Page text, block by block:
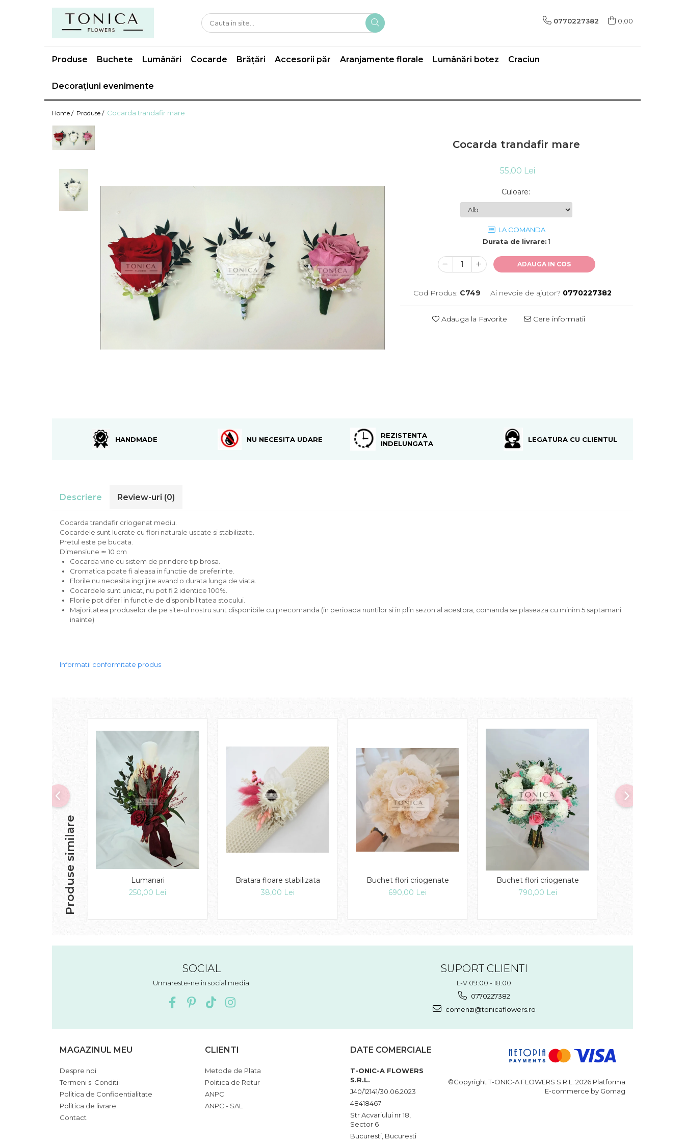
0770227382 0,00
Produse Buchete Lumânări Cocarde Brățări Accesorii păr Aranjamente florale Lumânări botez Craciun
Decorațiuni evenimente
Home / Produse / Cocarda trandafir mare
Cocarda trandafir mare
55,00 Lei
Culoare:
LA COMANDA
Durata de livrare: 1
ADAUGA IN COS
Cod Produs: C749 Ai nevoie de ajutor? 0770227382
Adauga la Favorite Cere informatii
HANDMADE NU NECESITA UDARE
REZISTENTA
INDELUNGATA
LEGATURA CU CLIENTUL
Descriere Review-uri (0)
Cocarda trandafir criogenat mediu.
Cocardele sunt lucrate cu flori naturale uscate si stabilizate.
Pretul este pe bucata.
Dimensiune ≃ 10 cm
Cocarda vine cu sistem de prindere tip brosa.
Cromatica poate fi aleasa in functie de preferinte.
Florile nu necesita ingrijire avand o durata lunga de viata.
Cocardele sunt unicat, nu pot fi 2 identice 100%.
Florile pot diferi in functie de disponibilitatea stocului.
Majoritatea produselor de pe site-ul nostru sunt disponibile cu precomanda (in perioada nuntilor si in plin sezon al acestora, comanda se plaseaza cu minim 5 saptamani
inainte)
Informatii conformitate produs
Produse similare
Lumanari
250,00 Lei
Bratara floare stabilizata
38,00 Lei
Buchet flori criogenate
690,00 Lei
Buchet flori criogenate
790,00 Lei
SOCIAL
Urmareste-ne in social media
SUPORT CLIENTI
L-V 09:00 - 18:00
0770227382
comenzi@tonicaflowers.ro
MAGAZINUL MEU
Despre noi
Termeni si Conditii
Politica de Confidentialitate
Politica de livrare
Contact
CLIENTI
Metode de Plata
Politica de Retur
ANPC
ANPC - SAL
DATE COMERCIALE
T-ONIC-A FLOWERS
S.R.L.
J40/12141/30.06.2023
48418467
Str Acvariului nr 18,
Sector 6
Bucuresti, Bucuresti
©Copyright T-ONIC-A FLOWERS S.R.L. 2026 Platforma
E-commerce by Gomag